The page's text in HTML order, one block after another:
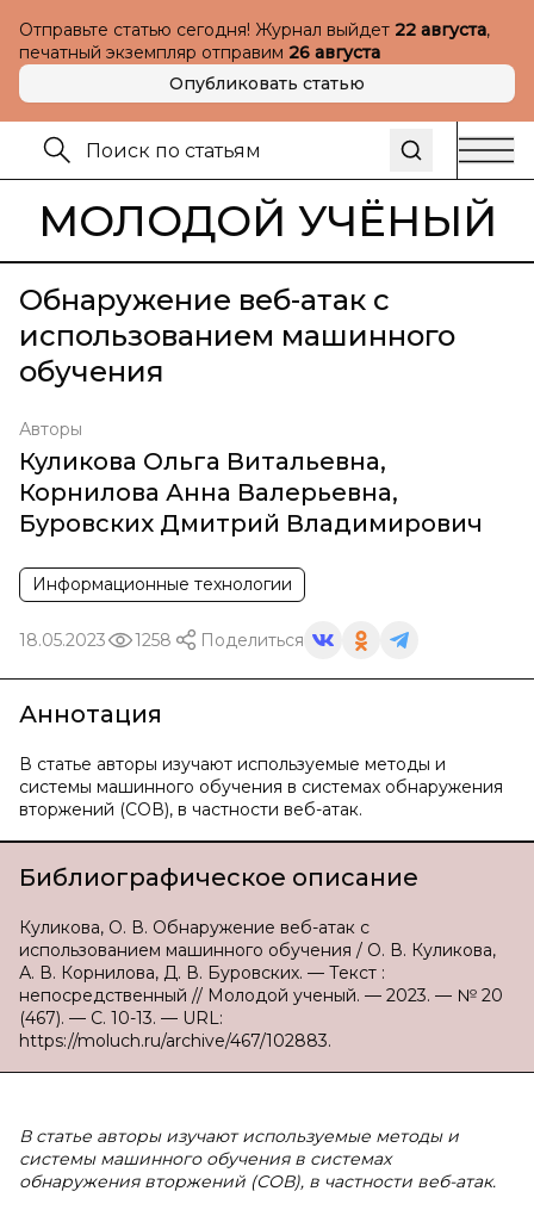
Отправьте статью сегодня! Журнал выйдет 22 августа,
печатный экземпляр отправим 26 августа
Опубликовать статью
МОЛОДОЙ УЧЁНЫЙ
Обнаружение веб-атак с
использованием машинного
обучения
Авторы
Куликова Ольга Витальевна,
Корнилова Анна Валерьевна,
Буровских Дмитрий Владимирович
Информационные технологии
18.05.2023 1258 Поделиться
Аннотация
В статье авторы изучают используемые методы и
системы машинного обучения в системах обнаружения
вторжений (СОВ), в частности веб-атак.
Библиографическое описание
Куликова, О. В. Обнаружение веб-атак с
использованием машинного обучения / О. В. Куликова,
А. В. Корнилова, Д. В. Буровских. — Текст :
непосредственный // Молодой ученый. — 2023. — № 20
(467). — С. 10-13. — URL:
https://moluch.ru/archive/467/102883.
В статье авторы изучают используемые методы и
системы машинного обучения в системах
обнаружения вторжений (СОВ), в частности веб-атак.